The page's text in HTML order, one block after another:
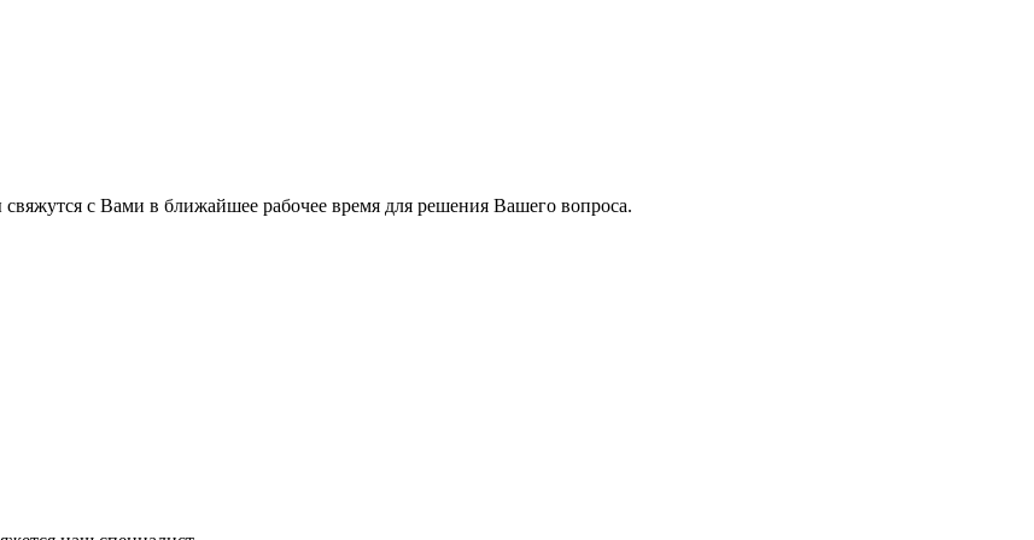
с Вами в ближайшее рабочее время для решения Вашего вопроса.